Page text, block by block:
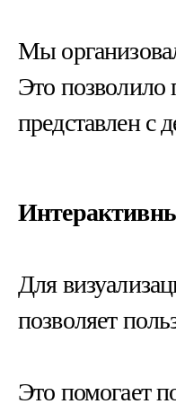
Мы
Это позволило
представлен с
Для
позволяет
Это помогает